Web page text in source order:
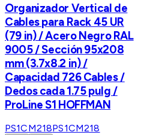
Organizador Vertical de
Cables para Rack 45 UR
(79 in) / Acero Negro RAL
9005 / Sección 95x208
mm (3.7x8.2 in) /
Capacidad 726 Cables /
Dedos cada 1.75 pulg /
ProLine S1 HOFFMAN
PS1CM218PS1CM218